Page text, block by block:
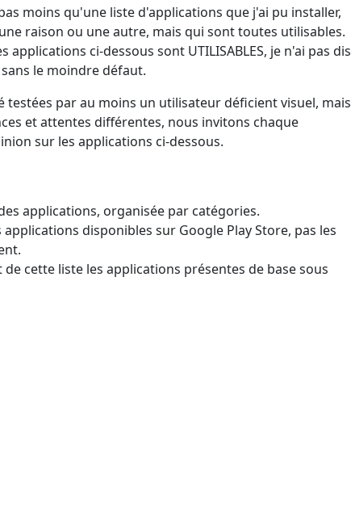
moins qu'une liste d'applications que j'ai pu installer,
raison ou une autre, mais qui sont toutes utilisables.
applications ci-dessous sont UTILISABLES, je n'ai pas dis
le moindre défaut.
testées par au moins un utilisateur déficient visuel, mais
et attentes différentes, nous invitons chaque
sur les applications ci-dessous.
applications, organisée par catégories.
disponibles sur Google Play Store, pas les
cette liste les applications présentes de base sous